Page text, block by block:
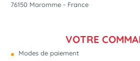
76150 Maromme - France
VOTRE
Modes de paiement